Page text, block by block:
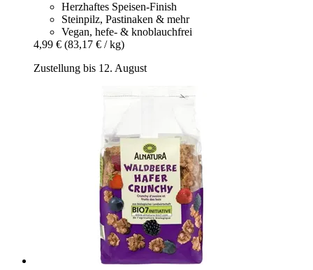
Herzhaftes Speisen-Finish
Steinpilz, Pastinaken & mehr
Vegan, hefe- & knoblauchfrei
4,99 € (83,17 € / kg)
Zustellung bis 12. August